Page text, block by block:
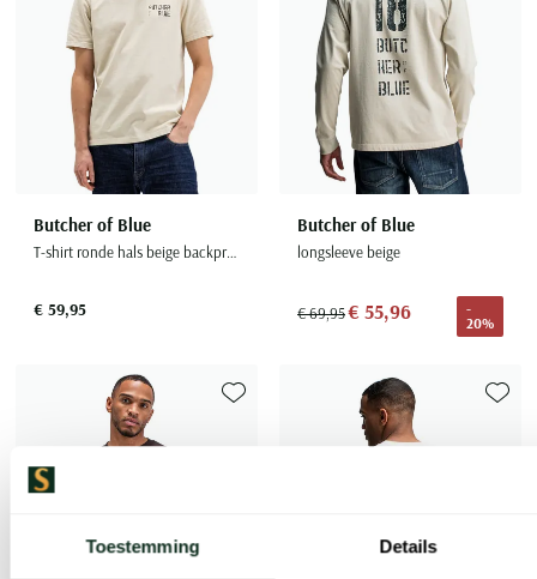
Toestemming Details
Butcher of Blue
T-shirt ronde hals beige backprint
€ 59,95
Butcher of Blue
longsleeve beige
€ 69,95€ 55,96
-
20%
Toevoegen aan favorieten